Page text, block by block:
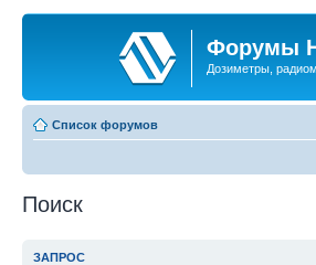
Форумы
Дозиметры,
Список форумов
Поиск
ЗАПРОС